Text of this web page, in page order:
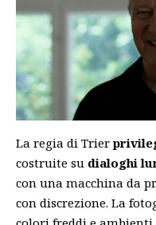
La regia di Trier
costruite su dialoghi
con una macchina da
con discrezione. La